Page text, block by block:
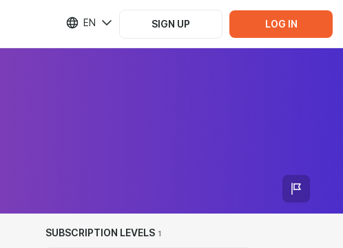
EN SIGN UP LOG IN
SUBSCRIPTION LEVELS 1